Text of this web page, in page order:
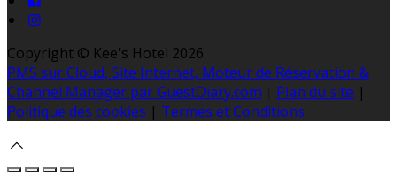
Copyright © Kee's Hotel 2026
PMS sur Cloud, Site Internet, Moteur de Réservation &
Channel Manager par GuestDiary.com | Plan du site |
Politique des cookies | Termes et Conditions